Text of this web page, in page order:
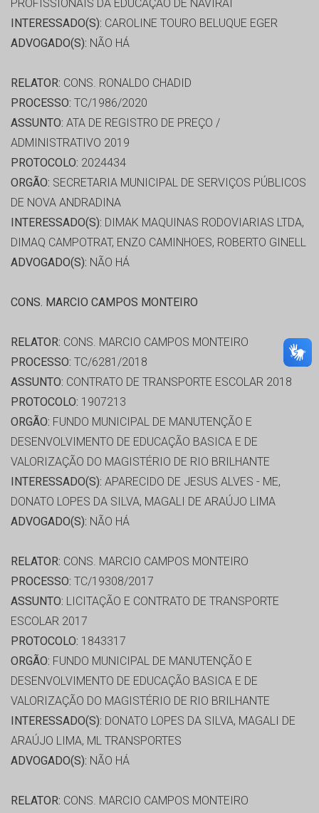
PROFISSIONAIS DA EDUCAÇÃO DE NAVIRAÍ
INTERESSADO(S): CAROLINE TOURO BELUQUE EGER
ADVOGADO(S): NÃO HÁ
RELATOR: CONS. RONALDO CHADID
PROCESSO: TC/1986/2020
ASSUNTO: ATA DE REGISTRO DE PREÇO /
ADMINISTRATIVO 2019
PROTOCOLO: 2024434
ORGÃO: SECRETARIA MUNICIPAL DE SERVIÇOS PÚBLICOS
DE NOVA ANDRADINA
INTERESSADO(S): DIMAK MAQUINAS RODOVIARIAS LTDA,
DIMAQ CAMPOTRAT, ENZO CAMINHOES, ROBERTO GINELL
ADVOGADO(S): NÃO HÁ
CONS. MARCIO CAMPOS MONTEIRO
RELATOR: CONS. MARCIO CAMPOS MONTEIRO
PROCESSO: TC/6281/2018
ASSUNTO: CONTRATO DE TRANSPORTE ESCOLAR 2018
PROTOCOLO: 1907213
ORGÃO: FUNDO MUNICIPAL DE MANUTENÇÃO E
DESENVOLVIMENTO DE EDUCAÇÃO BASICA E DE
VALORIZAÇÃO DO MAGISTÉRIO DE RIO BRILHANTE
INTERESSADO(S): APARECIDO DE JESUS ALVES - ME,
DONATO LOPES DA SILVA, MAGALI DE ARAÚJO LIMA
ADVOGADO(S): NÃO HÁ
RELATOR: CONS. MARCIO CAMPOS MONTEIRO
PROCESSO: TC/19308/2017
ASSUNTO: LICITAÇÃO E CONTRATO DE TRANSPORTE
ESCOLAR 2017
PROTOCOLO: 1843317
ORGÃO: FUNDO MUNICIPAL DE MANUTENÇÃO E
DESENVOLVIMENTO DE EDUCAÇÃO BASICA E DE
VALORIZAÇÃO DO MAGISTÉRIO DE RIO BRILHANTE
INTERESSADO(S): DONATO LOPES DA SILVA, MAGALI DE
ARAÚJO LIMA, ML TRANSPORTES
ADVOGADO(S): NÃO HÁ
RELATOR: CONS. MARCIO CAMPOS MONTEIRO